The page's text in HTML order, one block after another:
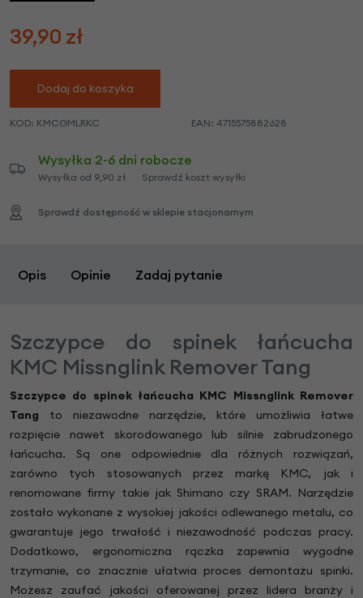
39,90 zł
Dodaj do koszyka
KOD: KMCGMLRKC EAN: 4715575882628
Wysyłka 2-6 dni robocze
Wysyłka od 9,90 zł Sprawdź koszt wysyłki
Sprawdź dostępność w sklepie stacjonarnym
Opis Opinie Zadaj pytanie
Szczypce do spinek łańcucha
KMC Missnglink Remover Tang
Szczypce do spinek łańcucha KMC Missnglink Remover
Tang to niezawodne narzędzie, które umożliwia łatwe
rozpięcie nawet skorodowanego lub silnie zabrudzonego
łańcucha. Są one odpowiednie dla różnych rozwiązań,
zarówno tych stosowanych przez markę KMC, jak i
renomowane firmy takie jak Shimano czy SRAM. Narzędzie
zostało wykonane z wysokiej jakości odlewanego metalu, co
gwarantuje jego trwałość i niezawodność podczas pracy.
Dodatkowo, ergonomiczna rączka zapewnia wygodne
trzymanie, co znacznie ułatwia proces demontażu spinki.
Możesz zaufać jakości oferowanej przez lidera branży i